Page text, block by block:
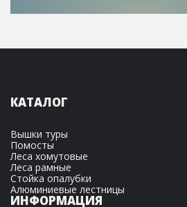
КАТАЛОГ
Вышки туры
Помосты
Леса хомутовые
Леса рамные
Стойка опалубки
Алюминиевые лестницы
ИНФОРМАЦИЯ